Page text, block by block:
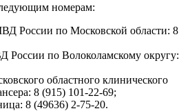
номерам:
России по Московской области: 8
по Волоколамскому округу:
областного клинического
8 (915) 101-22-69;
8 (49636) 2-75-20.